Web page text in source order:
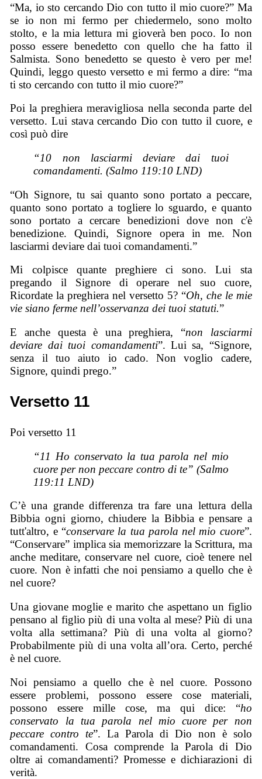
“Ma, io sto cercando Dio con tutto il mio cuore?” Ma
se io non mi fermo per chiedermelo, sono molto
stolto, e la mia lettura mi gioverà ben poco. Io non
posso essere benedetto con quello che ha fatto il
Salmista. Sono benedetto se questo è vero per me!
Quindi, leggo questo versetto e mi fermo a dire: “ma
ti sto cercando con tutto il mio cuore?”
Poi la preghiera meravigliosa nella seconda parte del
versetto. Lui stava cercando Dio con tutto il cuore, e
così può dire
“10 non lasciarmi deviare dai tuoi
comandamenti. (Salmo 119:10 LND)
“Oh Signore, tu sai quanto sono portato a peccare,
quanto sono portato a togliere lo sguardo, e quanto
sono portato a cercare benedizioni dove non c'è
benedizione. Quindi, Signore opera in me. Non
lasciarmi deviare dai tuoi comandamenti.”
Mi colpisce quante preghiere ci sono. Lui sta
pregando il Signore di operare nel suo cuore,
Ricordate la preghiera nel versetto 5? “Oh, che le mie
vie siano ferme nell’osservanza dei tuoi statuti.”
E anche questa è una preghiera, “non lasciarmi
deviare dai tuoi comandamenti”. Lui sa, “Signore,
senza il tuo aiuto io cado. Non voglio cadere,
Signore, quindi prego.”
Versetto 11
Poi versetto 11
“11 Ho conservato la tua parola nel mio
cuore per non peccare contro di te” (Salmo
119:11 LND)
C’è una grande differenza tra fare una lettura della
Bibbia ogni giorno, chiudere la Bibbia e pensare a
tutt'altro, e “conservare la tua parola nel mio cuore”.
“Conservare” implica sia memorizzare la Scrittura, ma
anche meditare, conservare nel cuore, cioè tenere nel
cuore. Non è infatti che noi pensiamo a quello che è
nel cuore?
Una giovane moglie e marito che aspettano un figlio
pensano al figlio più di una volta al mese? Più di una
volta alla settimana? Più di una volta al giorno?
Probabilmente più di una volta all’ora. Certo, perché
è nel cuore.
Noi pensiamo a quello che è nel cuore. Possono
essere problemi, possono essere cose materiali,
possono essere mille cose, ma qui dice: “ho
conservato la tua parola nel mio cuore per non
peccare contro te”. La Parola di Dio non è solo
comandamenti. Cosa comprende la Parola di Dio
oltre ai comandamenti? Promesse e dichiarazioni di
verità.